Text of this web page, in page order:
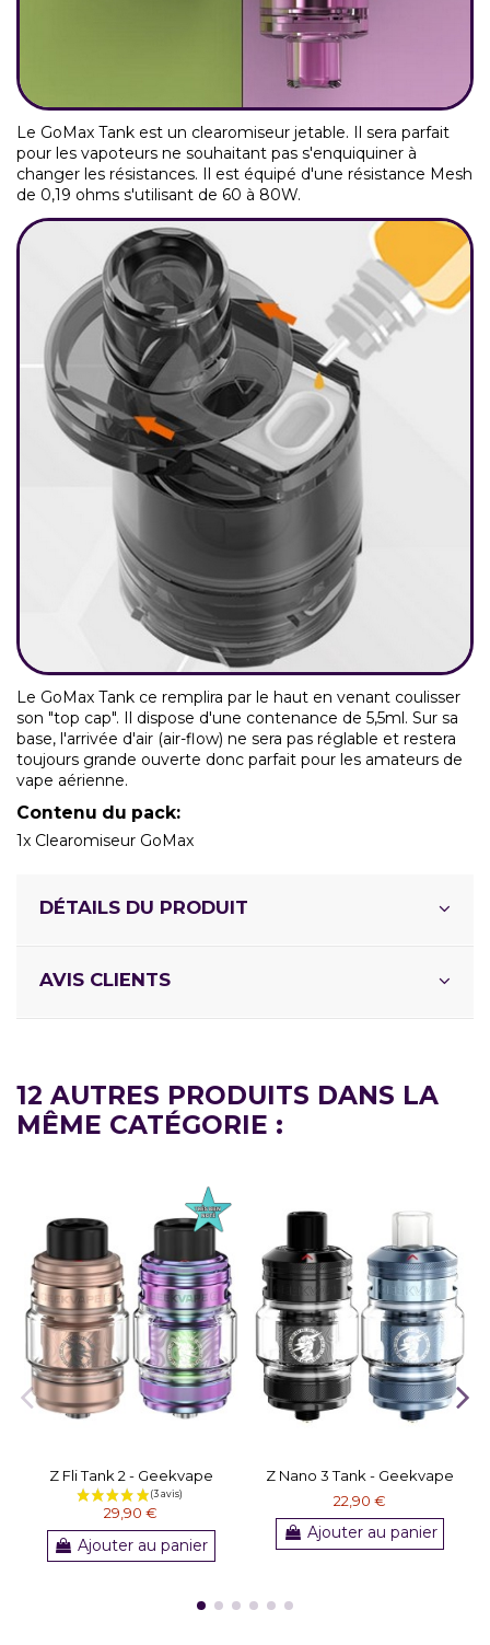
Le GoMax Tank est un clearomiseur jetable. Il sera parfait
pour les vapoteurs ne souhaitant pas s'enquiquiner à
changer les résistances. Il est équipé d'une résistance Mesh
de 0,19 ohms s'utilisant de 60 à 80W.
Le GoMax Tank ce remplira par le haut en venant coulisser
son "top cap". Il dispose d'une contenance de 5,5ml. Sur sa
base, l'arrivée d'air (air-flow) ne sera pas réglable et restera
toujours grande ouverte donc parfait pour les amateurs de
vape aérienne.
Contenu du pack:
1x Clearomiseur GoMax
DÉTAILS DU PRODUIT
AVIS CLIENTS
12 AUTRES PRODUITS DANS LA
MÊME CATÉGORIE :
Z Fli Tank 2 - Geekvape
29,90 €
Ajouter au panier
Z Nano 3 Tank - Geekvape
22,90 €
Ajouter au panier